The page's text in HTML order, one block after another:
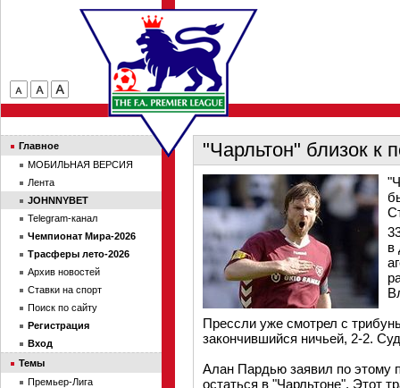
"Чарльтон" близок к
в
Прессли уже смотрел с
закончившийся ничьей, 2-2.
Алан Пардью заявил по этому
остаться в "Чарльтоне". Этот
Главное
МОБИЛЬНАЯ ВЕРСИЯ
Лента
JOHNNYBET
Telegram-канал
Чемпионат Мира-2026
Трасферы лето-2026
Архив новостей
Ставки на спорт
Поиск по сайту
Регистрация
Вход
Темы
Премьер-Лига